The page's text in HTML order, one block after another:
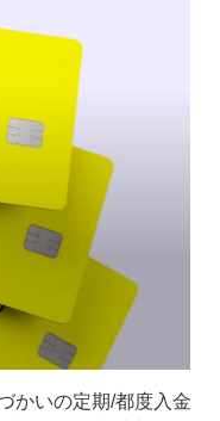
かいの定期/都度入金